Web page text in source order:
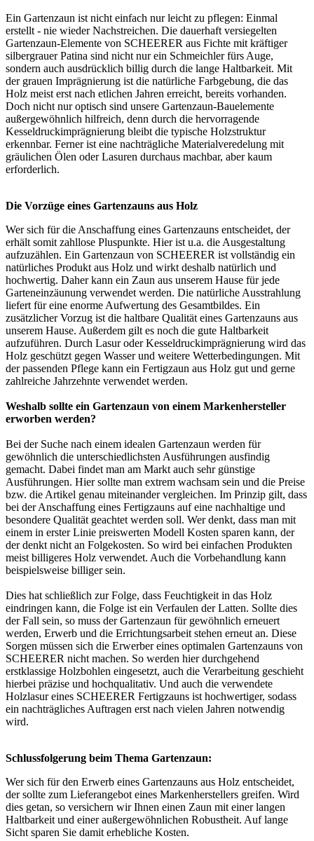
Ein Gartenzaun ist nicht einfach nur leicht zu pflegen: Einmal
erstellt - nie wieder Nachstreichen. Die dauerhaft versiegelten
Gartenzaun-Elemente von SCHEERER aus Fichte mit kräftiger
silbergrauer Patina sind nicht nur ein Schmeichler fürs Auge,
sondern auch ausdrücklich billig durch die lange Haltbarkeit. Mit
der grauen Imprägnierung ist die natürliche Farbgebung, die das
Holz meist erst nach etlichen Jahren erreicht, bereits vorhanden.
Doch nicht nur optisch sind unsere Gartenzaun-Bauelemente
außergewöhnlich hilfreich, denn durch die hervorragende
Kesseldruckimprägnierung bleibt die typische Holzstruktur
erkennbar. Ferner ist eine nachträgliche Materialveredelung mit
gräulichen Ölen oder Lasuren durchaus machbar, aber kaum
erforderlich.
Die Vorzüge eines Gartenzauns aus Holz
Wer sich für die Anschaffung eines Gartenzauns entscheidet, der
erhält somit zahllose Pluspunkte. Hier ist u.a. die Ausgestaltung
aufzuzählen. Ein Gartenzaun von SCHEERER ist vollständig ein
natürliches Produkt aus Holz und wirkt deshalb natürlich und
hochwertig. Daher kann ein Zaun aus unserem Hause für jede
Garteneinzäunung verwendet werden. Die natürliche Ausstrahlung
liefert für eine enorme Aufwertung des Gesamtbildes. Ein
zusätzlicher Vorzug ist die haltbare Qualität eines Gartenzauns aus
unserem Hause. Außerdem gilt es noch die gute Haltbarkeit
aufzuführen. Durch Lasur oder Kesseldruckimprägnierung wird das
Holz geschützt gegen Wasser und weitere Wetterbedingungen. Mit
der passenden Pflege kann ein Fertigzaun aus Holz gut und gerne
zahlreiche Jahrzehnte verwendet werden.
Weshalb sollte ein Gartenzaun von einem Markenhersteller
erworben werden?
Bei der Suche nach einem idealen Gartenzaun werden für
gewöhnlich die unterschiedlichsten Ausführungen ausfindig
gemacht. Dabei findet man am Markt auch sehr günstige
Ausführungen. Hier sollte man extrem wachsam sein und die Preise
bzw. die Artikel genau miteinander vergleichen. Im Prinzip gilt, dass
bei der Anschaffung eines Fertigzauns auf eine nachhaltige und
besondere Qualität geachtet werden soll. Wer denkt, dass man mit
einem in erster Linie preiswerten Modell Kosten sparen kann, der
der denkt nicht an Folgekosten. So wird bei einfachen Produkten
meist billigeres Holz verwendet. Auch die Vorbehandlung kann
beispielsweise billiger sein.
Dies hat schließlich zur Folge, dass Feuchtigkeit in das Holz
eindringen kann, die Folge ist ein Verfaulen der Latten. Sollte dies
der Fall sein, so muss der Gartenzaun für gewöhnlich erneuert
werden, Erwerb und die Errichtungsarbeit stehen erneut an. Diese
Sorgen müssen sich die Erwerber eines optimalen Gartenzauns von
SCHEERER nicht machen. So werden hier durchgehend
erstklassige Holzbohlen eingesetzt, auch die Verarbeitung geschieht
hierbei präzise und hochqualitativ. Und auch die verwendete
Holzlasur eines SCHEERER Fertigzauns ist hochwertiger, sodass
ein nachträgliches Auftragen erst nach vielen Jahren notwendig
wird.
Schlussfolgerung beim Thema Gartenzaun:
Wer sich für den Erwerb eines Gartenzauns aus Holz entscheidet,
der sollte zum Lieferangebot eines Markenherstellers greifen. Wird
dies getan, so versichern wir Ihnen einen Zaun mit einer langen
Haltbarkeit und einer außergewöhnlichen Robustheit. Auf lange
Sicht sparen Sie damit erhebliche Kosten.